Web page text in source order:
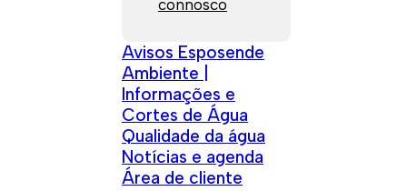
connosco
Avisos Esposende
Ambiente |
Informações e
Cortes de Água
Qualidade da água
Notícias e agenda
Área de cliente